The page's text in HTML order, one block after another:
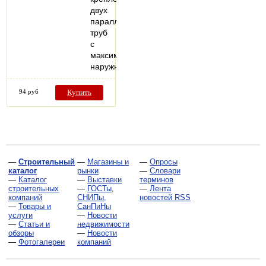
двух
параллельных
труб
с
максимальным
наружным…
94 руб Купить
— Строительный
каталог
— Каталог
строительных
компаний
— Товары и
услуги
— Статьи и
обзоры
— Фотогалереи
— Магазины и
рынки
— Выставки
— ГОСТы,
СНИПы,
СанПиНы
— Новости
недвижимости
— Новости
компаний
— Опросы
— Словари
терминов
— Лента
новостей RSS